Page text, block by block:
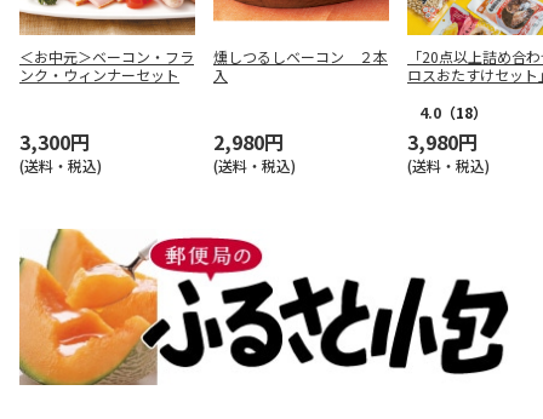
＜お中元＞ベーコン・フラ
ンク・ウィンナーセット
3,300円
(送料・税込)
燻しつるしベーコン ２本
入
2,980円
(送料・税込)
「20点以上詰め合
ロスおたすけセット
4.0 （18）
3,980円
(送料・税込)